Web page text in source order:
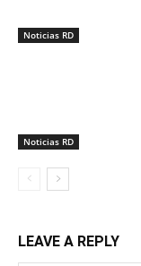
Noticias RD
Noticias RD
LEAVE A REPLY